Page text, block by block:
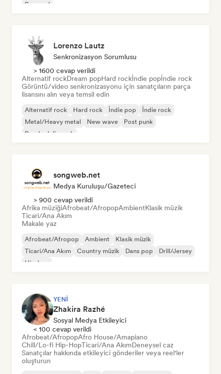
Pop soul
Lorenzo Lautz
Senkronizasyon Sorumlusu
> 1600 cevap verildi
Alternatif rockDream popHard rockİndie popİndie rock
Görüntü/video senkronizasyonu için sanatçıların parça
lisansını alın veya temsil edin
Alternatif rock Hard rock İndie pop
İndie rock
Metal/Heavy metal
New wave
Post punk
Psychedelic rock
songweb.net
Medya Kuruluşu/Gazeteci
> 900 cevap verildi
Afrika müziğiAfrobeat/AfropopAmbientKlasik müzik
Ticari/Ana Akım
Makale yaz
Afrobeat/Afropop Ambient
Klasik müzik
Ticari/Ana Akım
Country müzik Dans pop
Drill/Jersey
Hip-hop
YENI
Zhakira Razhé
Sosyal Medya Etkileyici
< 100 cevap verildi
Afrobeat/AfropopAfro House/Amapiano
Chill/Lo-fi Hip-HopTicari/Ana AkımDeneysel caz
Sanatçılar hakkında etkileyici gönderiler veya reel'ler
oluşturun